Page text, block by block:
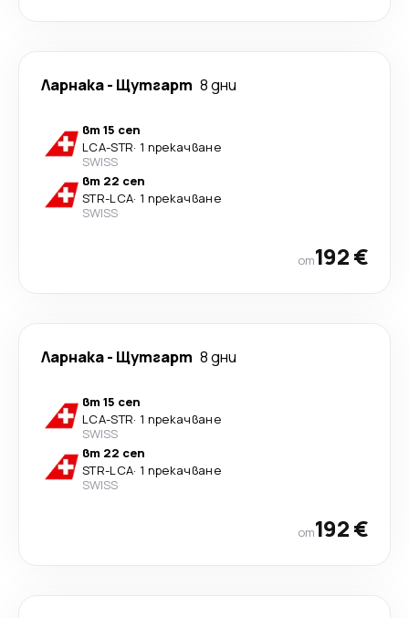
Ларнака- Щутгарт 8 дни
вт 15 сеп
LCA-STR· 1 прекачване
SWISS
вт 22 сеп
STR-LCA· 1 прекачване
SWISS
от192 €
Ларнака- Щутгарт 8 дни
вт 15 сеп
LCA-STR· 1 прекачване
SWISS
вт 22 сеп
STR-LCA· 1 прекачване
SWISS
от192 €